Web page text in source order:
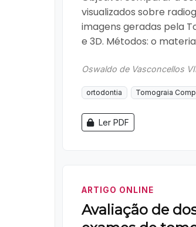
visualizados sobre
imagens geradas pela
e 3D. Métodos: o
Oswaldo de Vasconcellos
ortodontia Tomograia
Ler PDF
ARTIGO ONLINE
Avaliação de